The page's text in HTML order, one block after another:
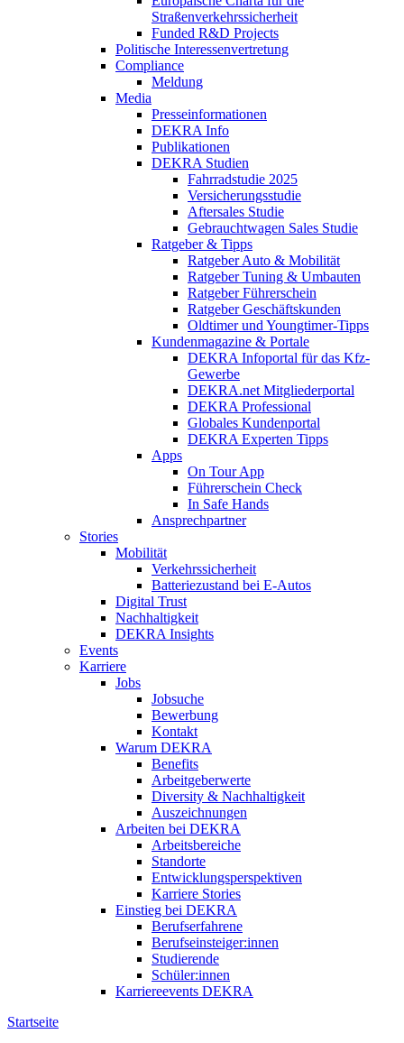
Straßenverkehrssicherheit
Funded R&D Projects
Politische Interessenvertretung
Compliance
Meldung
Media
Presseinformationen
DEKRA Info
Publikationen
DEKRA Studien
Fahrradstudie 2025
Versicherungsstudie
Aftersales Studie
Gebrauchtwagen Sales Studie
Ratgeber & Tipps
Ratgeber Auto & Mobilität
Ratgeber Tuning & Umbauten
Ratgeber Führerschein
Ratgeber Geschäftskunden
Oldtimer und Youngtimer-Tipps
Kundenmagazine & Portale
DEKRA Infoportal für das Kfz-
Gewerbe
DEKRA.net Mitgliederportal
DEKRA Professional
Globales Kundenportal
DEKRA Experten Tipps
Apps
On Tour App
Führerschein Check
In Safe Hands
Ansprechpartner
Stories
Mobilität
Verkehrssicherheit
Batteriezustand bei E-Autos
Digital Trust
Nachhaltigkeit
DEKRA Insights
Events
Karriere
Jobs
Jobsuche
Bewerbung
Kontakt
Warum DEKRA
Benefits
Arbeitgeberwerte
Diversity & Nachhaltigkeit
Auszeichnungen
Arbeiten bei DEKRA
Arbeitsbereiche
Standorte
Entwicklungsperspektiven
Karriere Stories
Einstieg bei DEKRA
Berufserfahrene
Berufseinsteiger:innen
Studierende
Schüler:innen
Karriereevents DEKRA
Startseite